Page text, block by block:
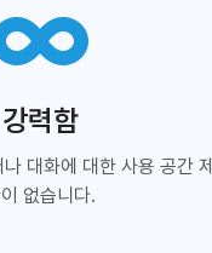
강력함
대화에 대한 사용 공간 제
없습니다.